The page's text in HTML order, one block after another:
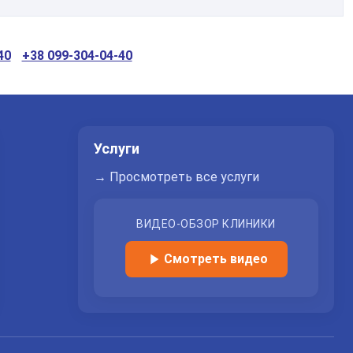
850 грн Заказать услугу
+38 099-304-04-40
Услуги
→ Просмотреть все услуги
ВИДЕО-ОБЗОР КЛИНИКИ
Смотреть видео